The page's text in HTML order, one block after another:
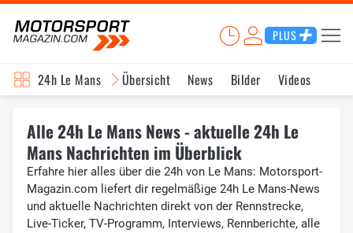
PLUS
24h Le Mans Übersicht News Bilder Videos
Alle 24h Le Mans News - aktuelle 24h Le
Mans Nachrichten im Überblick
Erfahre hier alles über die 24h von Le Mans: Motorsport-
Magazin.com liefert dir regelmäßige 24h Le Mans-News
und aktuelle Nachrichten direkt von der Rennstrecke,
Live-Ticker, TV-Programm, Interviews, Rennberichte, alle